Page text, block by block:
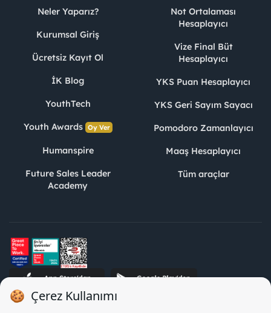
Neler Yaparız?
Kurumsal Giriş
Ücretsiz Kayıt Ol
İK Blog
YouthTech
Youth Awards Oy Ver
Humanspire
Future Sales Leader
Academy
Not Ortalaması
Hesaplayıcı
Vize Final Büt
Hesaplayıcı
YKS Puan Hesaplayıcı
YKS Geri Sayım Sayacı
Pomodoro Zamanlayıcı
Maaş Hesaplayıcı
Tüm araçlar